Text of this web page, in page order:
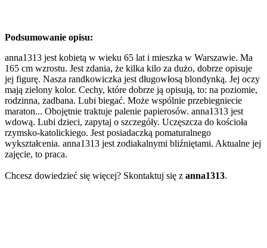
Podsumowanie opisu:
anna1313 jest kobietą w wieku 65 lat i mieszka w Warszawie. Ma
165 cm wzrostu. Jest zdania, że kilka kilo za dużo, dobrze opisuje
jej figurę. Nasza randkowiczka jest długowłosą blondynką. Jej oczy
mają zielony kolor. Cechy, które dobrze ją opisują, to: na poziomie,
rodzinna, zadbana. Lubi biegać. Może wspólnie przebiegniecie
maraton... Obojętnie traktuje palenie papierosów. anna1313 jest
wdową. Lubi dzieci, zapytaj o szczegóły. Uczęszcza do kościoła
rzymsko-katolickiego. Jest posiadaczką pomaturalnego
wykształcenia. anna1313 jest zodiakalnymi bliźniętami. Aktualne jej
zajęcie, to praca.
Chcesz dowiedzieć się więcej? Skontaktuj się z anna1313.